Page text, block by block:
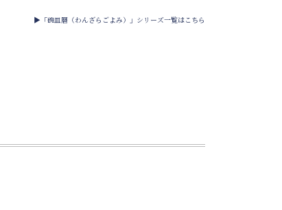
▶「碗皿暦（わんざらごよみ）」シリーズ一覧はこちら